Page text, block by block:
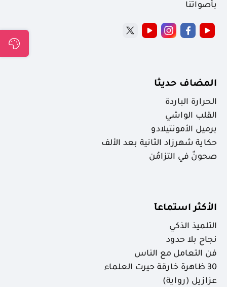
بأصواتنا
المضاف حديثا
الحرارة الباردة
القلب الواشي
برميل الأمونتيلادو
حكاية شهرزاد الثانية بعد الألف
صحونٌ في التزامُن
الأكثر استماعاَ
التلميذ الذكي
نجاح بلا حدود
فن التعامل مع الناس
30 ظاهرة خارقة حيرت العلماء
عزازيل (رواية)